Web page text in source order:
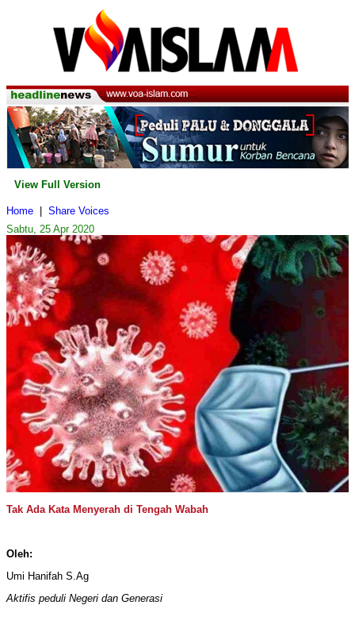
View Full Version
Home
Share Voices
Sabtu, 25 Apr 2020
Tak Ada Kata Menyerah di Tengah Wabah
Oleh:
Umi Hanifah S.Ag
Aktifis peduli Negeri dan Generasi